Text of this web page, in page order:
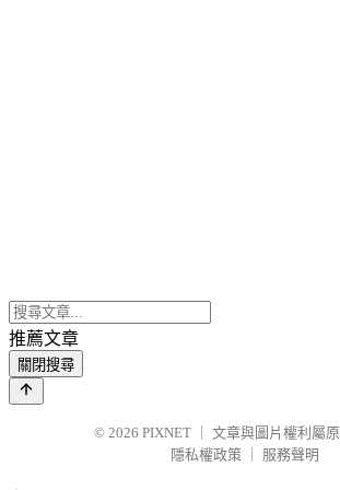
推薦文章
關閉搜尋
© 2026 PIXNET
文章與圖片權利屬
隱私權政策
服務聲明